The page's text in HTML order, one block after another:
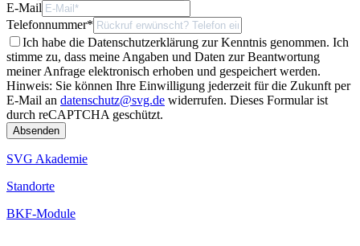
E-Mail
Telefonnummer*
Ich habe die Datenschutzerklärung zur Kenntnis genommen. Ich
stimme zu, dass meine Angaben und Daten zur Beantwortung
meiner Anfrage elektronisch erhoben und gespeichert werden.
Hinweis: Sie können Ihre Einwilligung jederzeit für die Zukunft per
E-Mail an datenschutz@svg.de widerrufen. Dieses Formular ist
durch reCAPTCHA geschützt.
SVG Akademie
Standorte
BKF-Module